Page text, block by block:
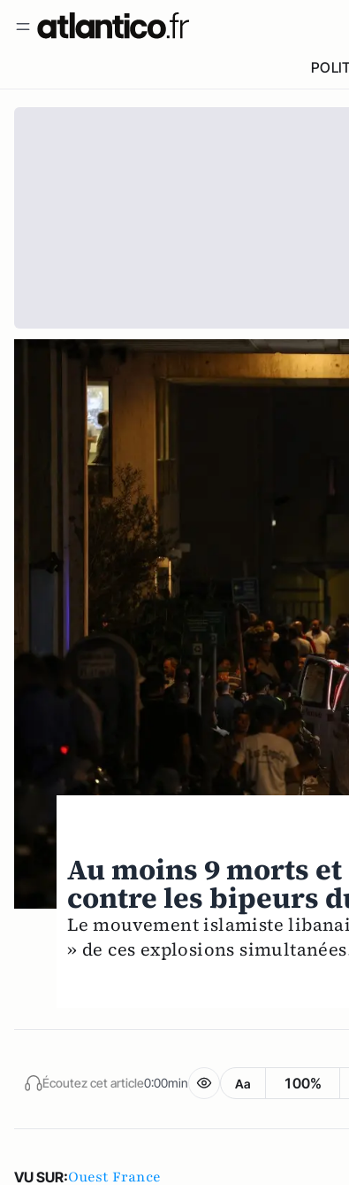
Au moins 9 morts et
contre les bipeurs
Le mouvement islamiste
» de ces explosions
Écoutez cet article0:00min Aa 100%
VU SUR:Ouest France